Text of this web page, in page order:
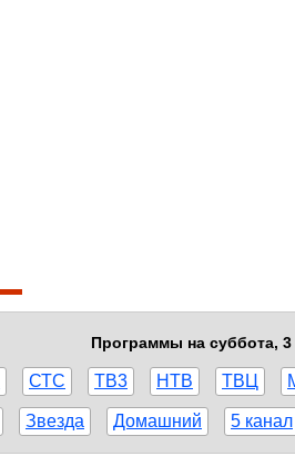
Программы на суббота, 3
СТС ТВ3 НТВ ТВЦ
Звезда Домашний 5 канал